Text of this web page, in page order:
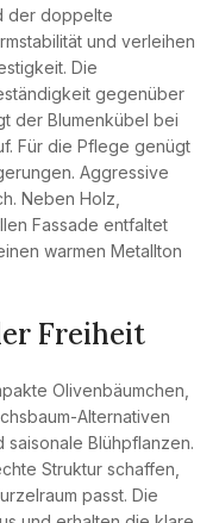
der doppelte
und verleihen
Die
gegenüber
der Blumenkübel bei
Für die Pflege genügt
Aggressive
Neben Holz,
Fassade entfaltet
warmen Metallton
Freiheit
Olivenbäumchen,
Alternativen
Blühpflanzen.
Struktur schaffen,
passt. Die